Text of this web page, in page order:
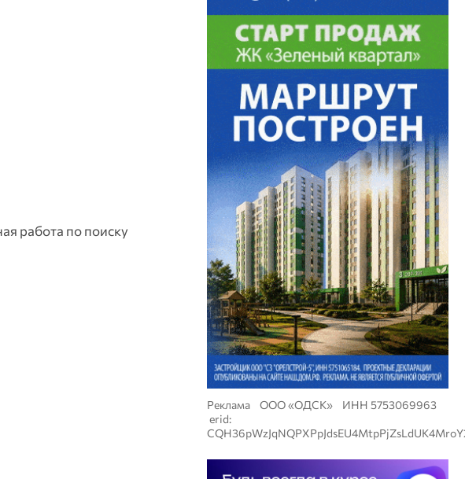
работа по поиску
Реклама ООО «ОДСК» ИНН 5753069963
erid: